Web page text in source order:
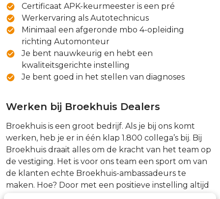
Certificaat APK-keurmeester is een pré
Werkervaring als Autotechnicus
Minimaal een afgeronde mbo 4-opleiding
richting Automonteur
Je bent nauwkeurig en hebt een
kwaliteitsgerichte instelling
Je bent goed in het stellen van diagnoses
Werken bij Broekhuis Dealers
Broekhuis is een groot bedrijf. Als je bij ons komt
werken, heb je er in één klap 1.800 collega’s bij. Bij
Broekhuis draait alles om de kracht van het team op
de vestiging. Het is voor ons team een sport om van
de klanten echte Broekhuis-ambassadeurs te
maken. Hoe? Door met een positieve instelling altijd